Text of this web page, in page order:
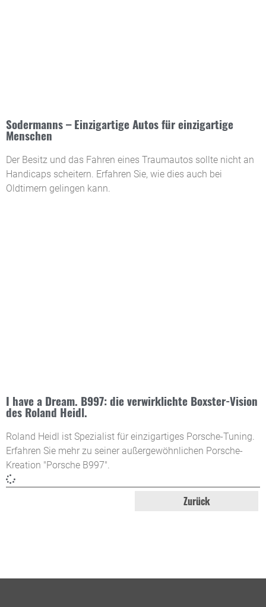
Sodermanns – Einzigartige Autos für einzigartige
Menschen
Der Besitz und das Fahren eines Traumautos sollte nicht an
Handicaps scheitern. Erfahren Sie, wie dies auch bei
Oldtimern gelingen kann.
I have a Dream. B997: die verwirklichte Boxster-Vision
des Roland Heidl.
Roland Heidl ist Spezialist für einzigartiges Porsche-Tuning.
Erfahren Sie mehr zu seiner außergewöhnlichen Porsche-
Kreation "Porsche B997".
Zurück